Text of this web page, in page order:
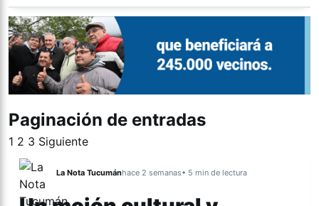
Paginación de entradas
1 2 3 Siguiente
La Nota Tucumánhace 2 semanas• 5 min de lectura